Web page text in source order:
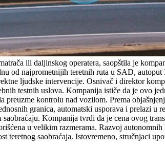
ili daljinskog operatera, saopštila je
od najprometnijih teretnih ruta u SAD, autoput
ljudske intervencije. Osnivač i direktor
testnih uslova. Kompanija ističe da je ovo
kontrolu nad vozilom. Prema
granica, automatski usporava i prelazi u
Kompanija tvrdi da je cena ovog
u velikim razmerama. Razvoj
saobraćaja. Istovremeno, stručnjaci